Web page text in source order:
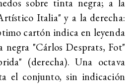
sobre tinta negra; a la
Italia" y a la derecha:
cartón indica en leyenda
negra "Cárlos Desprats, Fot"
(derecha). Una octava
el conjunto, sin indicación